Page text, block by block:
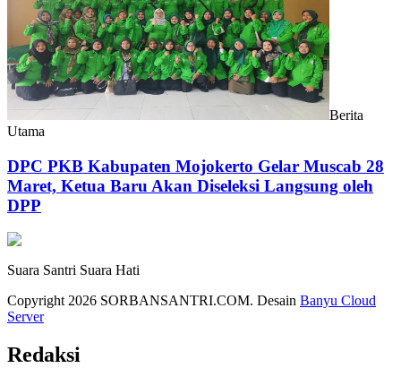
Berita
Utama
DPC PKB Kabupaten Mojokerto Gelar Muscab 28
Maret, Ketua Baru Akan Diseleksi Langsung oleh
DPP
Suara Santri Suara Hati
Copyright 2026 SORBANSANTRI.COM. Desain Banyu Cloud
Server
Redaksi